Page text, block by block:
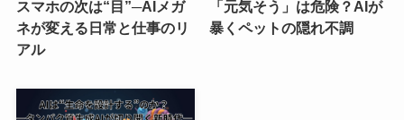
スマホの次は“目”─AIメガ
ネが変える日常と仕事のリ
アル
「元気そう」は危険？AIが
暴くペットの隠れ不調